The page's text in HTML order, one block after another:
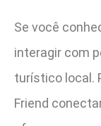
Se você
interagir com
turístico local.
Friend